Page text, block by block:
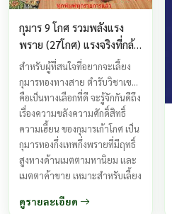
กุมาร 9 โกศ รวมพลังแรง
พราย (27โกศ) แรงจริงที่กล้า
ให้พิสูจน์ ปี 2556
สำหรับผู้ที่สนใจที่อยากจะเลี้ยง
กุมารทองทางสาย ตำรับวิชาเขมร
คือเป็นทางเลือกที่ดี จะรู้จักกันดีถึง
เรื่องความขลังความศักดิ์สิทธิ์
ความเฮี้ยน ของกุมารเก้าโกศ เป็น
กุมารทองกึ่งเทพกึ่งพรายที่มีฤทธิ์
สูงทางด้านเมตตามหานิยม และ
เมตตาค้าขาย เหมาะสำหรับเลี้ยง
ดูรายละเอียด